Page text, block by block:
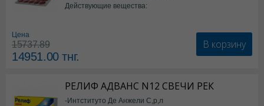
Действующие вещества:
Цена
15737.89
14951.00тнг.
В корзину
РЕЛИФ АДВАНС N12 СВЕЧИ РЕК
-Интституто Де Анжели С,р,л